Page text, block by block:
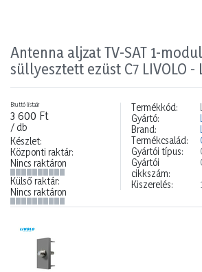
Antenna aljzat TV-SAT 1-
süllyesztett ezüst C7 LIVOLO -
Bruttó listaár
3 600 Ft
/ db
Készlet:
Központi raktár:
Nincs raktáron
Külső raktár:
Nincs raktáron
Termékkód:
Gyártó:
Brand:
Termékcsalád:
Gyártói típus:
Gyártói
cikkszám:
Kiszerelés: